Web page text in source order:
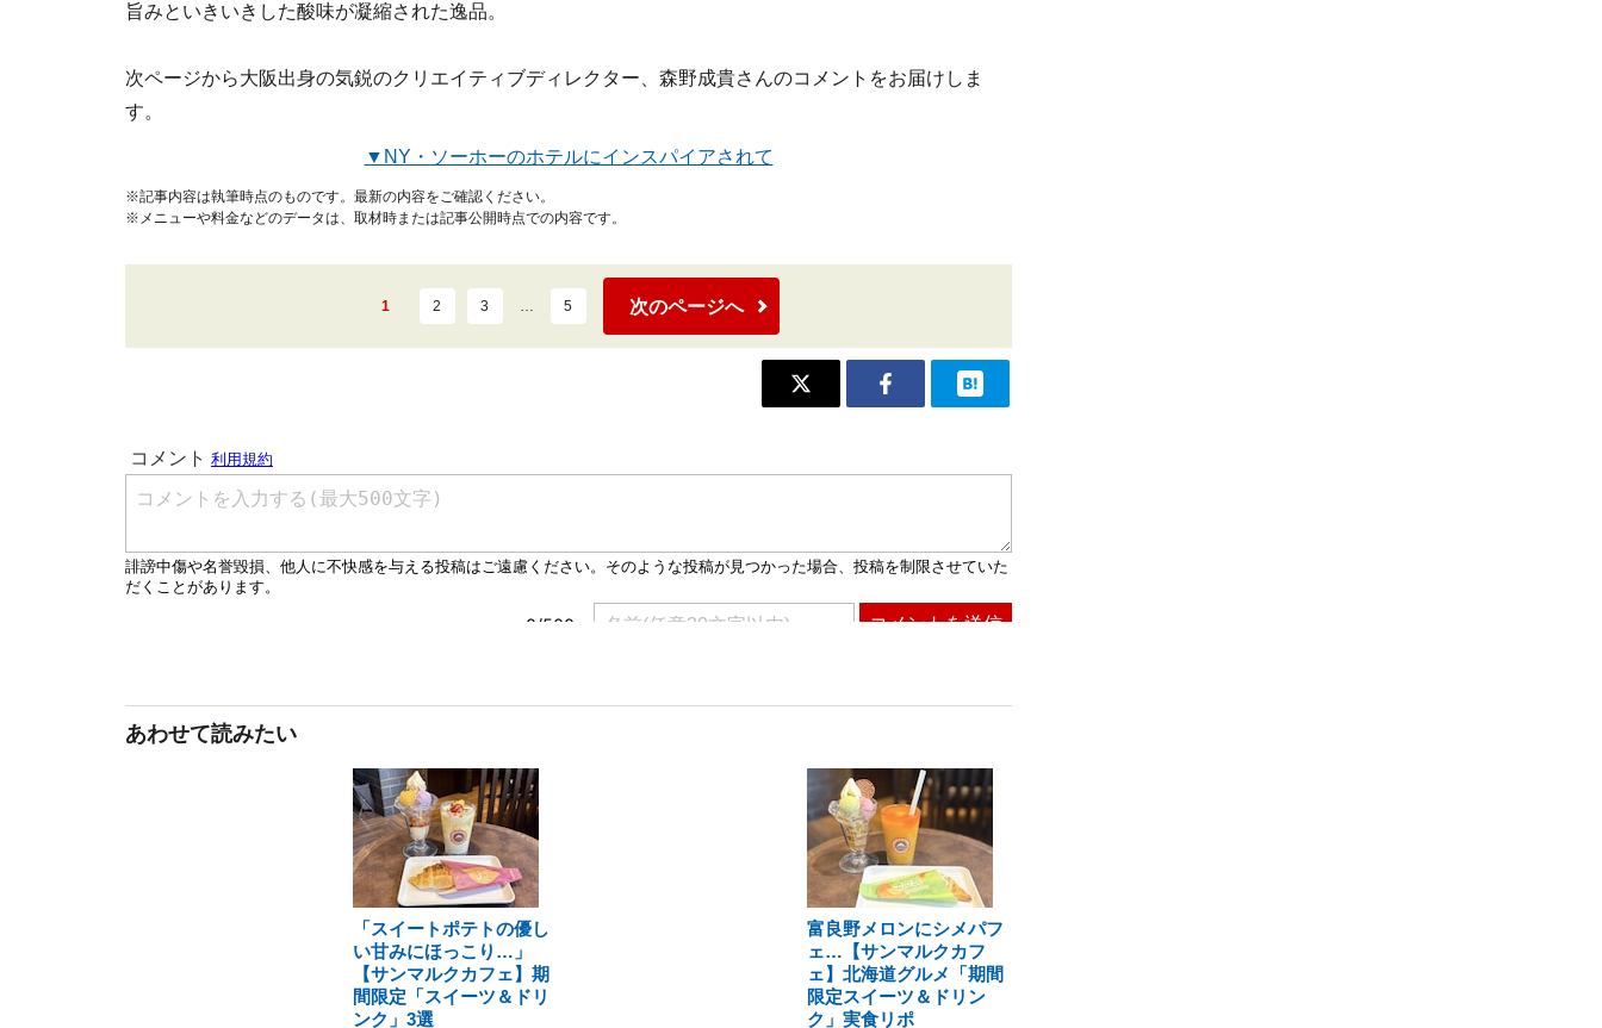
旨みといきいきした酸味が凝縮された逸品。
次ページから大阪出身の気鋭のクリエイティブディレクター、森野成貴さんのコメントをお届けしま
す。
▼NY・ソーホーのホテルにインスパイアされて
※記事内容は執筆時点のものです。最新の内容をご確認ください。
※メニューや料金などのデータは、取材時または記事公開時点での内容です。
1 2 3 … 5 次のページへ
あわせて読みたい
「スイートポテトの優し
い甘みにほっこり…」
【サンマルクカフェ】期
間限定「スイーツ＆ドリ
ンク」3選
富良野メロンにシメパフ
ェ…【サンマルクカフ
ェ】北海道グルメ「期間
限定スイーツ＆ドリン
ク」実食リポ